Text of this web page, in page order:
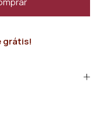
grátis!